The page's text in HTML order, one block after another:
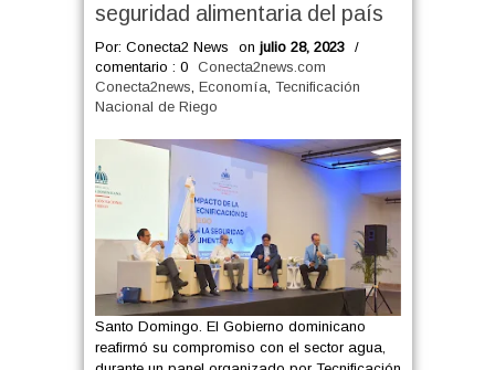
seguridad alimentaria del país
Por: Conecta2 News on julio 28, 2023
/
comentario : 0
Conecta2news.com
Conecta2news, Economía, Tecnificación
Nacional de Riego
Santo Domingo. El Gobierno dominicano
reafirmó su compromiso con el sector agua,